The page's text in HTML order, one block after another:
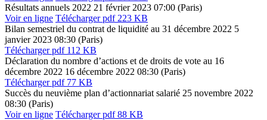
Résultats annuels 2022 21 février 2023 07:00 (Paris)
Voir en ligne Téléchargerpdf 223 KB
Bilan semestriel du contrat de liquidité au 31 décembre 2022 5
janvier 2023 08:30 (Paris)
Téléchargerpdf 112 KB
Déclaration du nombre d’actions et de droits de vote au 16
décembre 2022 16 décembre 2022 08:30 (Paris)
Téléchargerpdf 77 KB
Succès du neuvième plan d’actionnariat salarié 25 novembre 2022
08:30 (Paris)
Voir en ligne Téléchargerpdf 88 KB